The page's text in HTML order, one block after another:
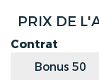
PRIX DE
Contrat
Bonus 50